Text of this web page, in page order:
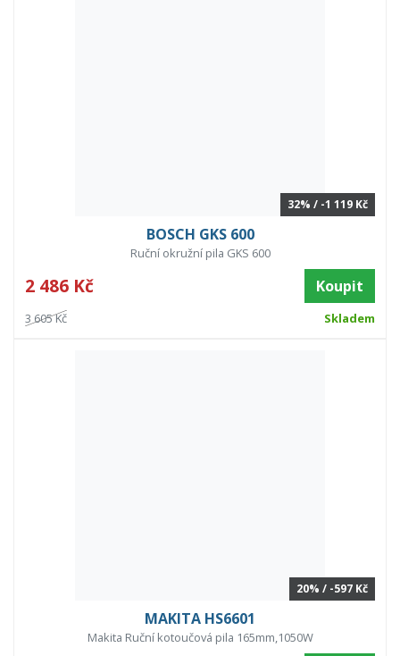
32% / -1 119 Kč
BOSCH GKS 600
Ruční okružní pila GKS 600
2 486 Kč Koupit
3 605 Kč Skladem
20% / -597 Kč
MAKITA HS6601
Makita Ruční kotoučová pila 165mm,1050W